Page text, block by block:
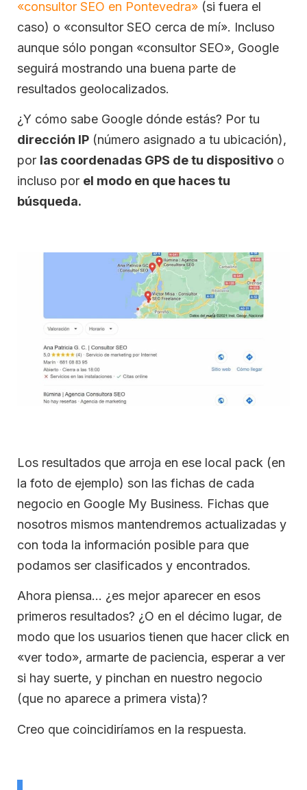
«consultor SEO en Pontevedra» (si fuera el
caso) o «consultor SEO cerca de mí». Incluso
aunque sólo pongan «consultor SEO», Google
seguirá mostrando una buena parte de
resultados geolocalizados.
¿Y cómo sabe Google dónde estás? Por tu
dirección IP (número asignado a tu ubicación),
por las coordenadas GPS de tu dispositivo o
incluso por el modo en que haces tu
búsqueda.
Los resultados que arroja en ese local pack (en
la foto de ejemplo) son las fichas de cada
negocio en Google My Business. Fichas que
nosotros mismos mantendremos actualizadas y
con toda la información posible para que
podamos ser clasificados y encontrados.
Ahora piensa… ¿es mejor aparecer en esos
primeros resultados? ¿O en el décimo lugar, de
modo que los usuarios tienen que hacer click en
«ver todo», armarte de paciencia, esperar a ver
si hay suerte, y pinchan en nuestro negocio
(que no aparece a primera vista)?
Creo que coincidiríamos en la respuesta.